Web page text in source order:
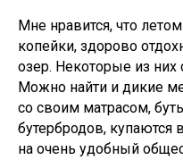
Мне нравится, что
копейки, здорово
озер. Некоторые из
Можно найти и дикие
со своим матрасом,
бутербродов, купаются
на очень удобный